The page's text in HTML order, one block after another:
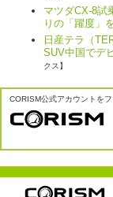
マツダCX-8試
りの「躍度」
日産テラ（
SUV中国でデ
クス】
CORISM公式アカウントを